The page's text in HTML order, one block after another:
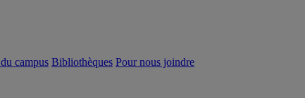
campus Bibliothèques Pour nous joindre